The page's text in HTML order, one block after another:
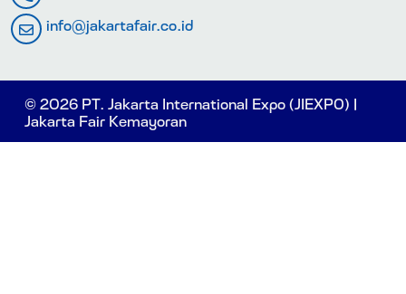
info@jakartafair.co.id
© 2026 PT. Jakarta International Expo (JIEXPO) |
Jakarta Fair Kemayoran